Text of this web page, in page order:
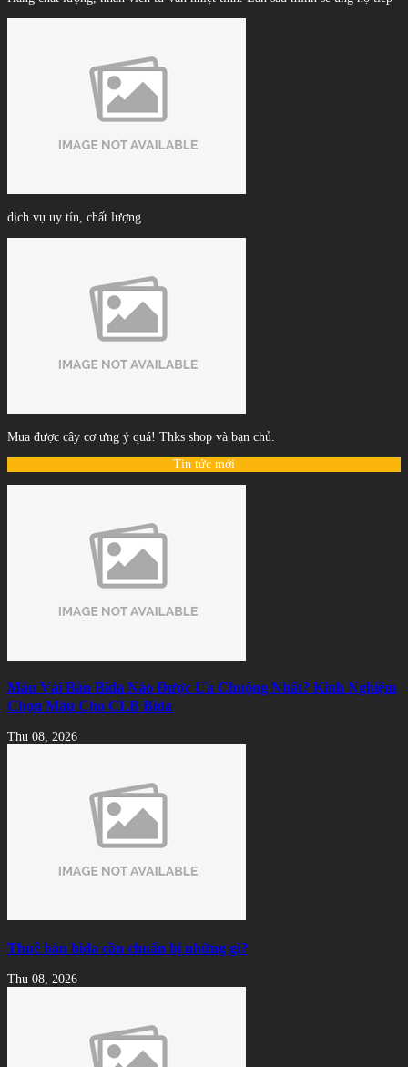
dịch vụ uy tín, chất lượng
Mua được cây cơ ưng ý quá! Thks shop và bạn chủ.
Tin tức mới
Màu Vải Bàn Bida Nào Được Ưa Chuộng Nhất? Kinh Nghiệm
Chọn Màu Cho CLB Bida
Thu 08, 2026
Thuê bàn bida cần chuẩn bị những gì?
Thu 08, 2026